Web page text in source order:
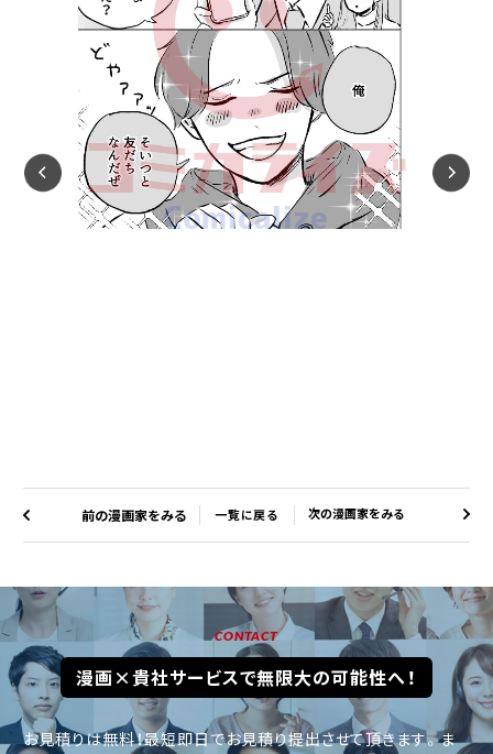
前の漫画家をみる 一覧に戻る 次の漫画家をみる
CONTACT
漫画×貴社サービスで無限大の可能性へ！
お見積りは無料！最短即日でお見積り提出させて頂きます。ま